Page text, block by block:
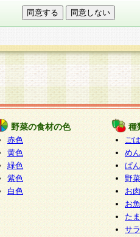
供について
は第三者に提供しません。
いて
を外部に委託する場合は、
す企業を選定して委託を行
します。
開示等および問い合わせ窓口
り、当社が本件により取得
・開示・内容の訂正・追加
者への提供の禁止（以下、
じます。
は以下になります。
情報お客様相談窓口 paku-
野菜の食材の色
赤色
黄色
緑色
紫色
白色
種
ご
めん
ぱん
野
お
お
た
サ